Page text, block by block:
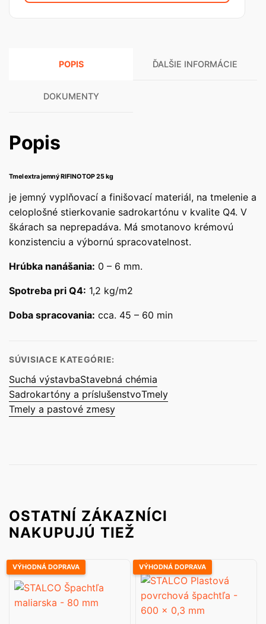
POPIS ĎALŠIE INFORMÁCIE
DOKUMENTY
Popis
Tmel extra jemný RIFINO TOP 25 kg
je jemný vyplňovací a finišovací materiál, na tmelenie a
celoplošné stierkovanie sadrokartónu v kvalite Q4. V
škárach sa neprepadáva. Má smotanovo krémovú
konzistenciu a výbornú spracovatelnost.
Hrúbka nanášania: 0 – 6 mm.
Spotreba pri Q4: 1,2 kg/m2
Doba spracovania: cca. 45 – 60 min
SÚVISIACE KATEGÓRIE:
Suchá výstavbaStavebná chémia
Sadrokartóny a príslušenstvoTmely
Tmely a pastové zmesy
OSTATNÍ ZÁKAZNÍCI
NAKUPUJÚ TIEŽ
VÝHODNÁ DOPRAVA VÝHODNÁ DOPRAVA